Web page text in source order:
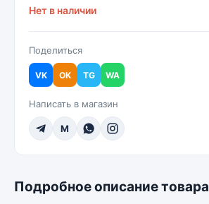
Нет в наличии
Поделиться
VK OK TG WA
Написать в магазин
M
Подробное описание товара